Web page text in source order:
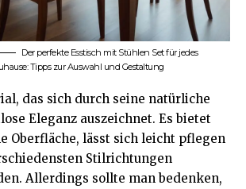
Der perfekte Esstisch mit Stühlen Set für jedes
Tipps zur Auswahl und Gestaltung
das sich durch seine natürliche
Eleganz auszeichnet. Es bietet
Oberfläche, lässt sich leicht pflegen
Stilrichtungen
Allerdings sollte man bedenken,